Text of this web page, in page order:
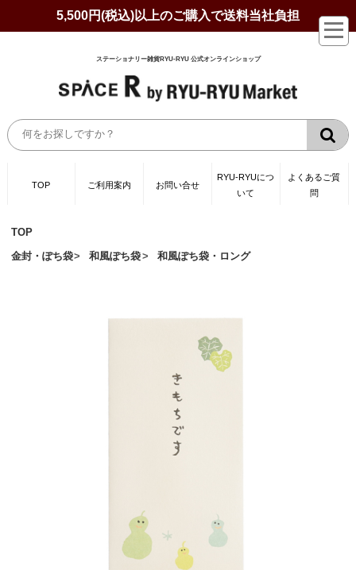
5,500円(税込)以上のご購入で送料当社負担
ステーショナリー雑貨RYU-RYU 公式オンラインショップ
TOP ご利用案内 お問い合せ
RYU-RYUにつ
いて
よくあるご質
問
TOP
金封・ぽち袋
和風ぽち袋 和風ぽち袋・ロング